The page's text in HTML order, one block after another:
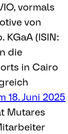
vormals
von
(ISIN:
die
in Cairo
18. Juni 2025
Mutares